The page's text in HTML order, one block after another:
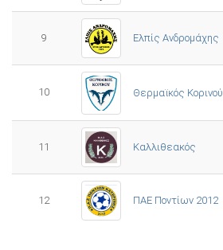
9 Ελπίς Ανδρομάχης
10 Θερμαϊκός Κορινού
11 Καλλιθεακός
12 ΠΑΕ Ποντίων 2012